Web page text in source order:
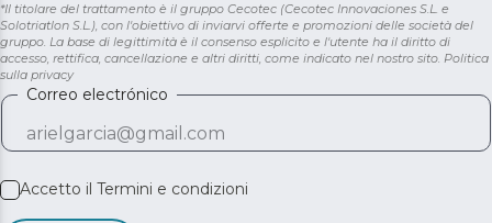
*Il titolare del trattamento è il gruppo Cecotec (Cecotec Innovaciones S.L. e
Solotriatlon S.L.), con l'obiettivo di inviarvi offerte e promozioni delle società del
gruppo. La base di legittimità è il consenso esplicito e l'utente ha il diritto di
accesso, rettifica, cancellazione e altri diritti, come indicato nel nostro sito. Politica
sulla privacy
Correo electrónico
Accetto il Termini e condizioni